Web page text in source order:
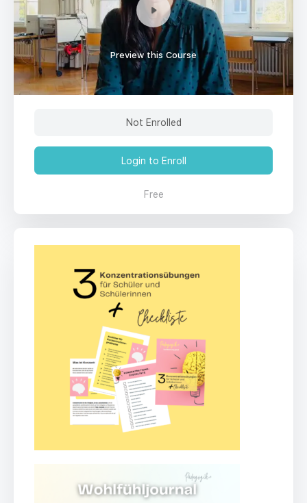
Preview this Course
Not Enrolled
Login to Enroll
Free